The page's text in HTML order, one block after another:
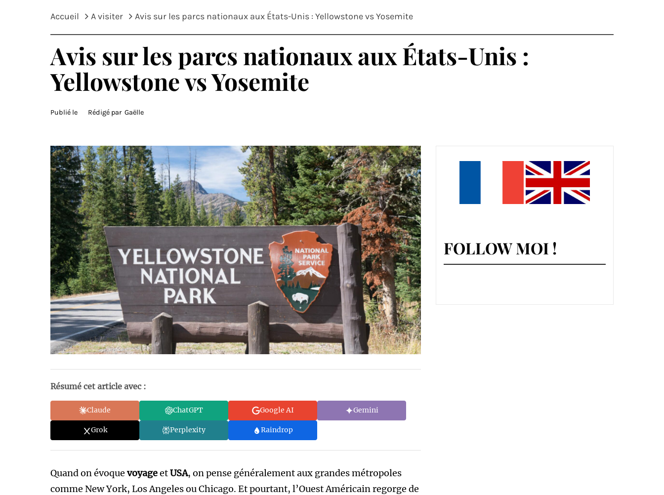
Accueil A visiter Avis sur les parcs nationaux aux États-Unis : Yellowstone vs Yosemite
Avis sur les parcs nationaux aux États-Unis :
Yellowstone vs Yosemite
Publié le Rédigé par Gaëlle
Résumé cet article avec :
Claude ChatGPT Google AI Gemini
Grok Perplexity Raindrop
Quand on évoque voyageetUSA, on pense généralement aux grandes métropoles
comme New York, Los Angeles ou Chicago. Et pourtant, l’Ouest Américain regorge de
FOLLOW MOI !